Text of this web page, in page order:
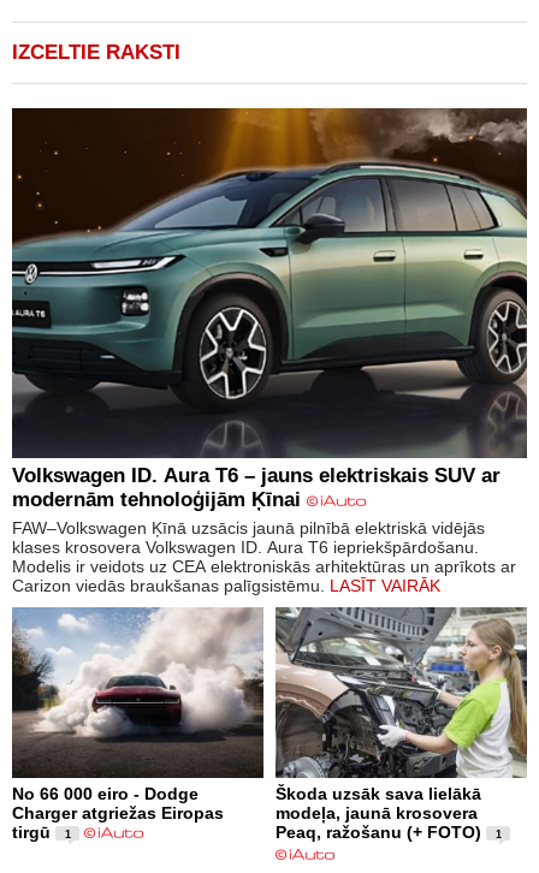
IZCELTIE RAKSTI
Volkswagen ID. Aura T6 – jauns elektriskais SUV ar
modernām tehnoloģijām Ķīnai
FAW–Volkswagen Ķīnā uzsācis jaunā pilnībā elektriskā vidējās
klases krosovera Volkswagen ID. Aura T6 iepriekšpārdošanu.
Modelis ir veidots uz CEA elektroniskās arhitektūras un aprīkots ar
Carizon viedās braukšanas palīgsistēmu. LASĪT VAIRĀK
No 66 000 eiro - Dodge
Charger atgriežas Eiropas
tirgū
1
Škoda uzsāk sava lielākā
modeļa, jaunā krosovera
Peaq, ražošanu (+ FOTO)
1